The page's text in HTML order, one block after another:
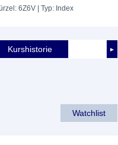
6Z6V | Typ: Index
►
Kurshistorie
Watchlist